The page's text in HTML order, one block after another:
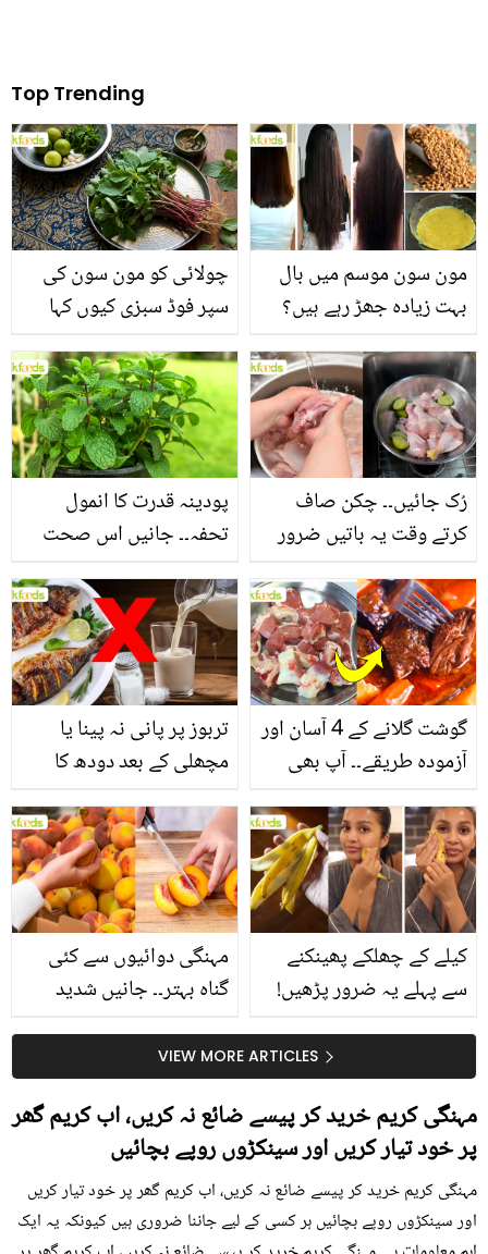
Top Trending
چولائی کو مون سون کی
سپر فوڈ سبزی کیوں کہا
منرلز اور اینٹی آکسیڈنٹس
سے بھرپور اس سبزی کے
فائدے
مون سون موسم میں بال
بہت زیادہ جھڑ رہے ہیں؟
بنانے کے چند قدرتی طریقے
پودینہ قدرت کا انمول
تحفہ۔۔ جانیں اس صحت
انگیز طبی فوائد
رُک جائیں۔۔ چکن صاف
کرتے وقت یہ باتیں ضرور
تربوز پر پانی نہ پینا یا
مچھلی کے بعد دودھ کا
سے متعلق غلط فہمیوں کی
حقیقت کیا ہے اور افواہ
کیا؟
گوشت گلانے کے 4 آسان اور
آزمودہ طریقے۔۔ آپ بھی
بتائے راز
مہنگی دوائیوں سے کئی
گناہ بہتر۔۔ جانیں شدید
کیوں کھانا چاہیے؟
کیلے کے چھلکے پھینکنے
سے پہلے یہ ضرور پڑھیں!
سستا اور قدرتی حلVIEW MORE ARTICLES
مہنگی کریم خرید کر پیسے ضائع نہ کریں، اب کریم گھر
پر خود تیار کریں اور سینکڑوں روپے بچائيں
مہنگی کریم خرید کر پیسے ضائع نہ کریں، اب کریم گھر پر خود تیار کریں
اور سینکڑوں روپے بچائيں ہر کسی کے لیے جاننا ضروری ہیں کیونکہ یہ ایک